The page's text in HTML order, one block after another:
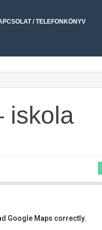
/ TELEFONKÖNYV
iskola
ház
Google Maps correctly.